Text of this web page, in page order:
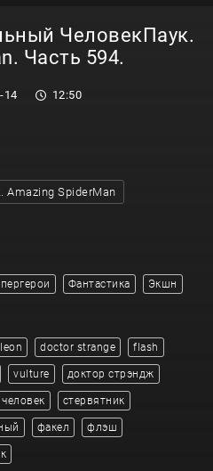
ЧеловекПаук.
Часть 594.
14 12:50
Amazing SpiderMan
Фантастика Экшн
doctor strange flash
vulture доктор стрэндж
стервятник
факел флэш